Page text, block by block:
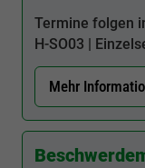
Termine folgen
H-SO03 |
Mehr